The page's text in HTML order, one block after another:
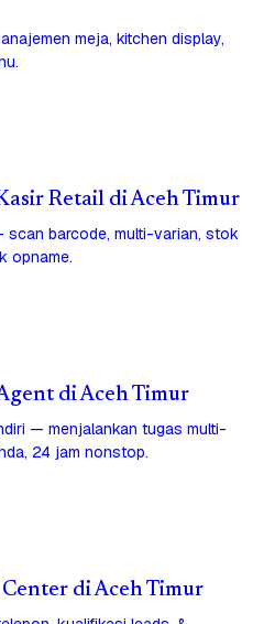
meja, kitchen display,
Retail di Aceh Timur
barcode, multi-varian, stok
opname.
di Aceh Timur
— menjalankan tugas multi-
24 jam nonstop.
Center di Aceh Timur